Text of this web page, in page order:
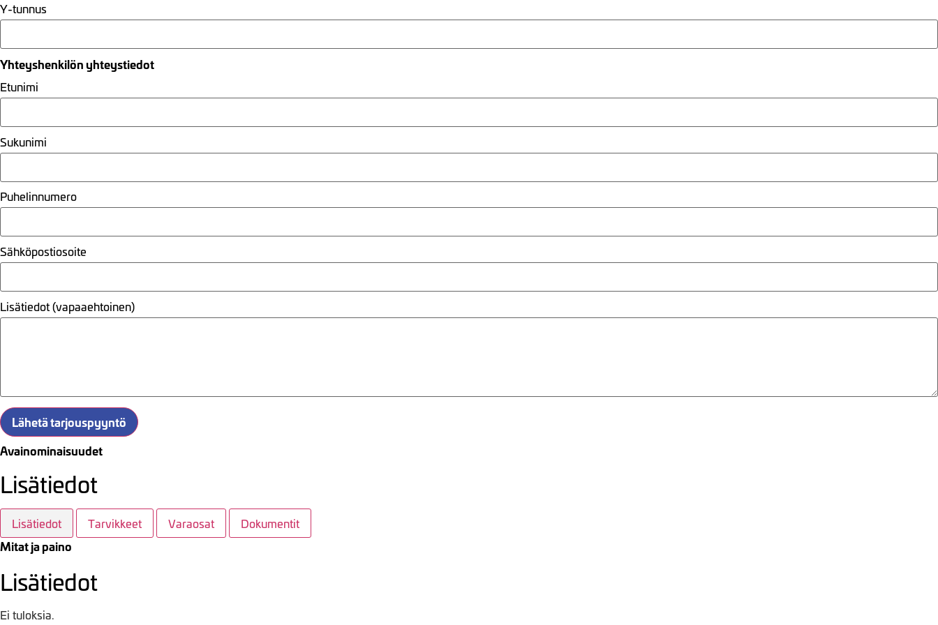
Y-tunnus
Yhteyshenkilön yhteystiedot
Etunimi
Sukunimi
Puhelinnumero
Sähköpostiosoite
Lisätiedot (vapaaehtoinen)
Lähetä tarjouspyyntö
Avainominaisuudet
Lisätiedot
Lisätiedot Tarvikkeet Varaosat Dokumentit
Mitat ja paino
Lisätiedot
Ei tuloksia.